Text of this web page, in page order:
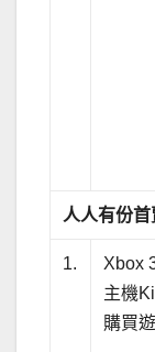
人人有份
1.
Xbox
主機
購買